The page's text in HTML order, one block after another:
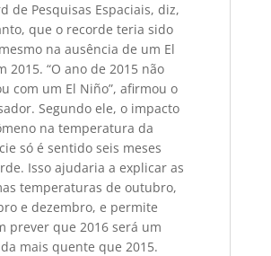
de Pesquisas Espaciais, diz,
que o recorde teria sido
na ausência de um El
2015. “O ano de 2015 não
com um El Niño”, afirmou o
Segundo ele, o impacto
na temperatura da
só é sentido seis meses
Isso ajudaria a explicar as
temperaturas de outubro,
e dezembro, e permite
prever que 2016 será um
mais quente que 2015.